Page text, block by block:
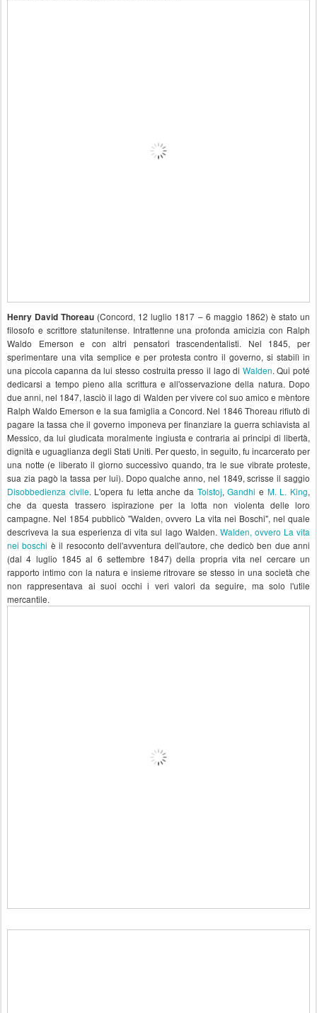
Henry David Thoreau (Concord, 12 luglio 1817 – 6 maggio 1862) è stato un
filosofo e scrittore statunitense. Intrattenne una profonda amicizia con Ralph
Waldo Emerson e con altri pensatori trascendentalisti. Nel 1845, per
sperimentare una vita semplice e per protesta contro il governo, si stabilì in
una piccola capanna da lui stesso costruita presso il lago di Walden. Qui poté
dedicarsi a tempo pieno alla scrittura e all'osservazione della natura. Dopo
due anni, nel 1847, lasciò il lago di Walden per vivere col suo amico e mèntore
Ralph Waldo Emerson e la sua famiglia a Concord. Nel 1846 Thoreau rifiutò di
pagare la tassa che il governo imponeva per finanziare la guerra schiavista al
Messico, da lui giudicata moralmente ingiusta e contraria ai principi di libertà,
dignità e uguaglianza degli Stati Uniti. Per questo, in seguito, fu incarcerato per
una notte (e liberato il giorno successivo quando, tra le sue vibrate proteste,
sua zia pagò la tassa per lui). Dopo qualche anno, nel 1849, scrisse il saggio
Disobbedienza civile. L'opera fu letta anche da Tolstoj,Gandhi e M. L. King,
che da questa trassero ispirazione per la lotta non violenta delle loro
campagne. Nel 1854 pubblicò "Walden, ovvero La vita nei Boschi", nel quale
descriveva la sua esperienza di vita sul lago Walden. Walden, ovvero La vita
nei boschi è il resoconto dell'avventura dell'autore, che dedicò ben due anni
(dal 4 luglio 1845 al 6 settembre 1847) della propria vita nel cercare un
rapporto intimo con la natura e insieme ritrovare se stesso in una società che
non rappresentava ai suoi occhi i veri valori da seguire, ma solo l'utile
mercantile.